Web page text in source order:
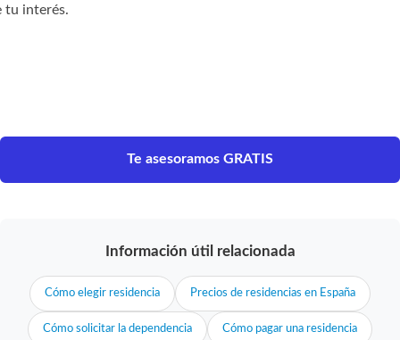
tu interés.
Te asesoramos GRATIS
Información útil relacionada
Cómo elegir residencia Precios de residencias en España
Cómo solicitar la dependencia Cómo pagar una residencia